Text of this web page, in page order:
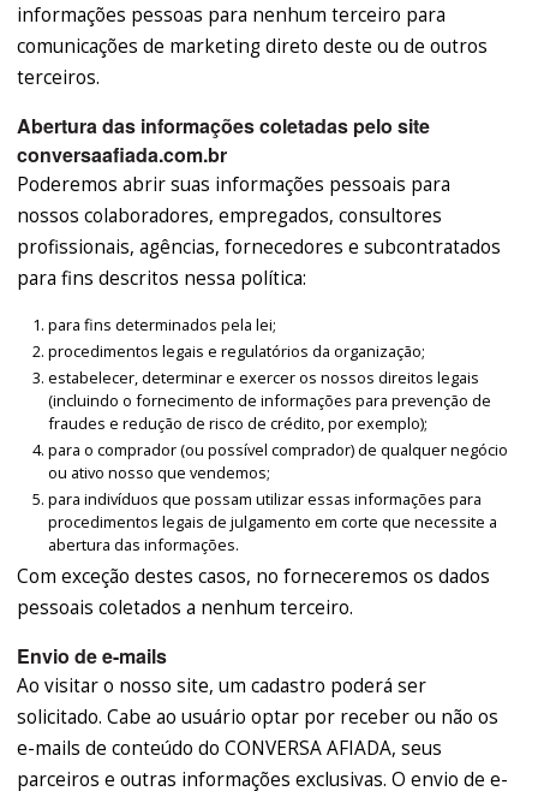
informações pessoas para nenhum terceiro para
comunicações de marketing direto deste ou de outros
terceiros.
Abertura das informações coletadas pelo site
conversaafiada.com.br
Poderemos abrir suas informações pessoais para
nossos colaboradores, empregados, consultores
profissionais, agências, fornecedores e subcontratados
para fins descritos nessa política:
para fins determinados pela lei;
procedimentos legais e regulatórios da organização;
estabelecer, determinar e exercer os nossos direitos legais
(incluindo o fornecimento de informações para prevenção de
fraudes e redução de risco de crédito, por exemplo);
para o comprador (ou possível comprador) de qualquer negócio
ou ativo nosso que vendemos;
para indivíduos que possam utilizar essas informações para
procedimentos legais de julgamento em corte que necessite a
abertura das informações.
Com exceção destes casos, no forneceremos os dados
pessoais coletados a nenhum terceiro.
Envio de e-mails
Ao visitar o nosso site, um cadastro poderá ser
solicitado. Cabe ao usuário optar por receber ou não os
e-mails de conteúdo do CONVERSA AFIADA, seus
parceiros e outras informações exclusivas. O envio de e-